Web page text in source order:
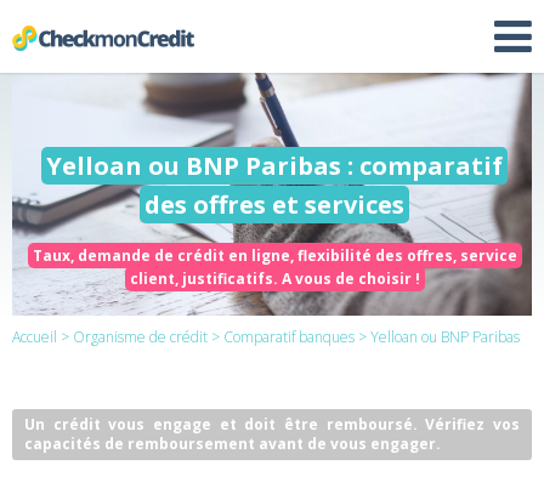
Yelloan ou BNP Paribas : comparatif
des offres et services
Taux, demande de crédit en ligne, flexibilité des offres, service
client, justificatifs. A vous de choisir !
Accueil > Organisme de crédit > Comparatif banques > Yelloan ou BNP Paribas
Un crédit vous engage et doit être remboursé. Vérifiez vos
capacités de remboursement avant de vous engager.